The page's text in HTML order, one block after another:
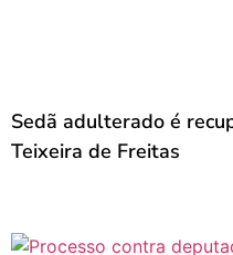
Sedã adulterado é
Teixeira de Freitas